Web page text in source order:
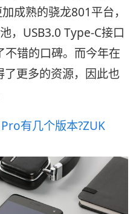
成熟的骁龙801平台，
，USB3.0 Type-C接口
不错的口碑。而今年在
更多的资源，因此也
有几个版本?ZUK